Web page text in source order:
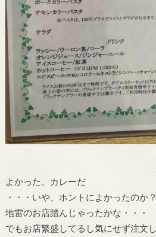
よかった、カレーだ
・・・いや、ホントによかったのか？
地雷のお店踏んじゃったかな・・・
でもお店繁盛してるし気にせず注文